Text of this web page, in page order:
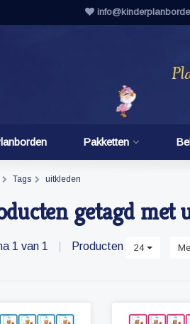
Pakketten
Tags uitkleden
getagd met
1 van 1 Producten 24